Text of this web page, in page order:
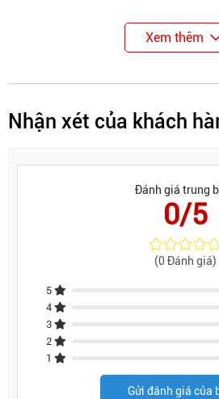
Xem thêm
Nhận xét của khách
Đánh giá trung
0/5
(0 Đánh giá)
5
4
3
2
1
Gửi đánh giá của